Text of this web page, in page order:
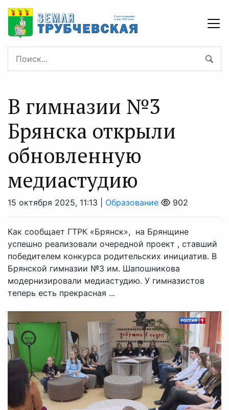
В гимназии №3
Брянска открыли
обновленную
медиастудию
15 октября 2025, 11:13 | Образование 902
Как сообщает ГТРК «Брянск», на Брянщине
успешно реализовали очередной проект , ставший
победителем конкурса родительских инициатив. В
Брянской гимназии №3 им. Шапошникова
модернизировали медиастудию. У гимназистов
теперь есть прекрасная ...